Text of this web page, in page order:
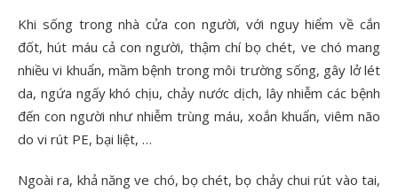
Khi sống trong nhà cửa con người, với nguy hiểm về cắn
đốt, hút máu cả con người, thậm chí bọ chét, ve chó mang
nhiều vi khuẩn, mầm bệnh trong môi trường sống, gây lở lét
da, ngứa ngấy khó chịu, chảy nước dịch, lây nhiễm các bệnh
đến con người như nhiễm trùng máu, xoắn khuẩn, viêm não
do vi rút PE, bại liệt, …
Ngoài ra, khả năng ve chó, bọ chét, bọ chảy chui rút vào tai,